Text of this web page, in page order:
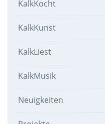
KalkKocht
KalkKunst
KalkLiest
KalkMusik
Neuigkeiten